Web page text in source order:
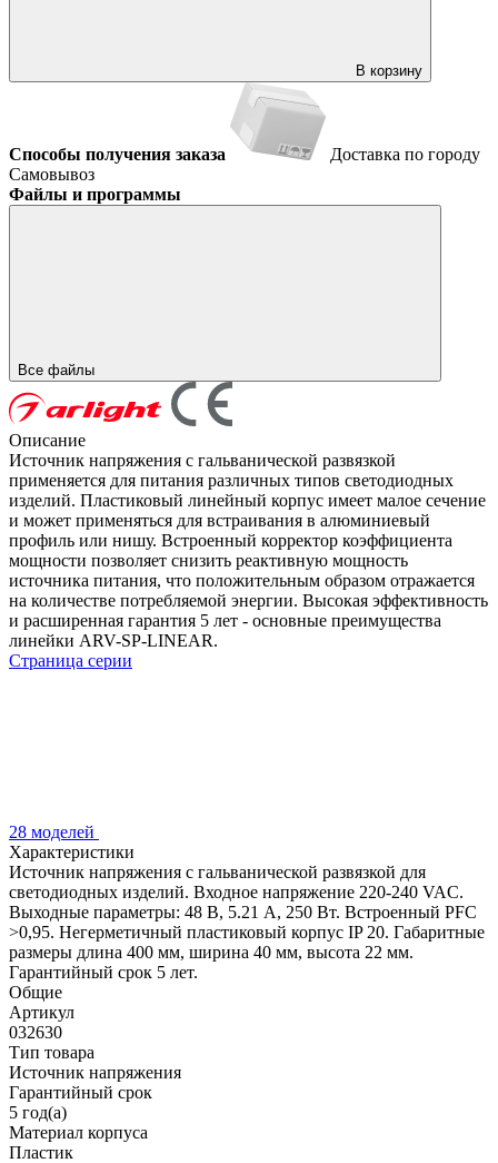
В корзину
Способы получения заказа
Доставка по городу
Самовывоз
Файлы и программы
Все файлы
Описание
Источник напряжения с гальванической развязкой
применяется для питания различных типов светодиодных
изделий. Пластиковый линейный корпус имеет малое сечение
и может применяться для встраивания в алюминиевый
профиль или нишу. Встроенный корректор коэффициента
мощности позволяет снизить реактивную мощность
источника питания, что положительным образом отражается
на количестве потребляемой энергии. Высокая эффективность
и расширенная гарантия 5 лет - основные преимущества
линейки ARV-SP-LINEAR.
Страница серии
28 моделей
Характеристики
Источник напряжения с гальванической развязкой для
светодиодных изделий. Входное напряжение 220-240 VAC.
Выходные параметры: 48 В, 5.21 А, 250 Вт. Встроенный PFC
>0,95. Негерметичный пластиковый корпус IP 20. Габаритные
размеры длина 400 мм, ширина 40 мм, высота 22 мм.
Гарантийный срок 5 лет.
Общие
Артикул
032630
Тип товара
Источник напряжения
Гарантийный срок
5 год(а)
Материал корпуса
Пластик